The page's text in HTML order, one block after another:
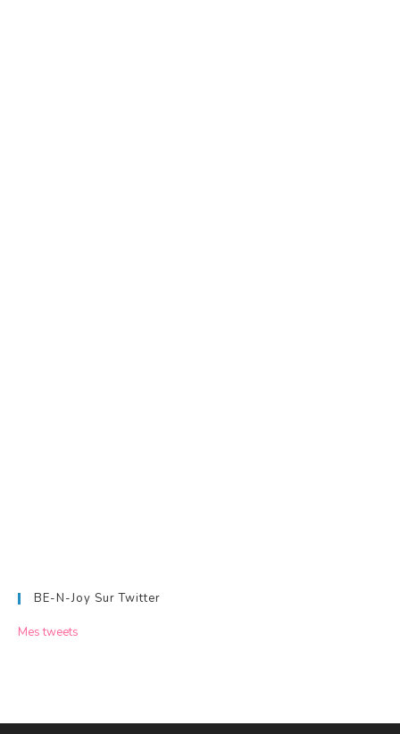
BE-N-Joy Sur Twitter
Mes tweets